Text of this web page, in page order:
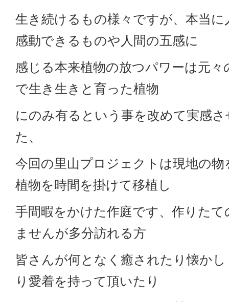
生き続けるもの様々ですが、本当
感動できるものや人間の五感に
感じる本来植物の放つパワーは元々
で生き生きと育った植物
にのみ有るという事を改めて実感
た、
今回の里山プロジェクトは現地の
植物を時間を掛けて移植し
手間暇をかけた作庭です、作りた
ませんが多分訪れる方
皆さんが何となく癒されたり懐か
り愛着を持って頂いたり